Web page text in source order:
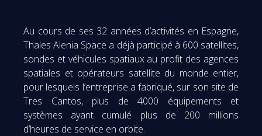
Au cours de ses 32 années d’activités en Espagne,
Thales Alenia Space a déjà participé à 600 satellites,
sondes et véhicules spatiaux au profit des agences
spatiales et opérateurs satellite du monde entier,
pour lesquels l’entreprise a fabriqué, sur son site de
Tres Cantos, plus de 4000 équipements et
systèmes ayant cumulé plus de 200 millions
d’heures de service en orbite.